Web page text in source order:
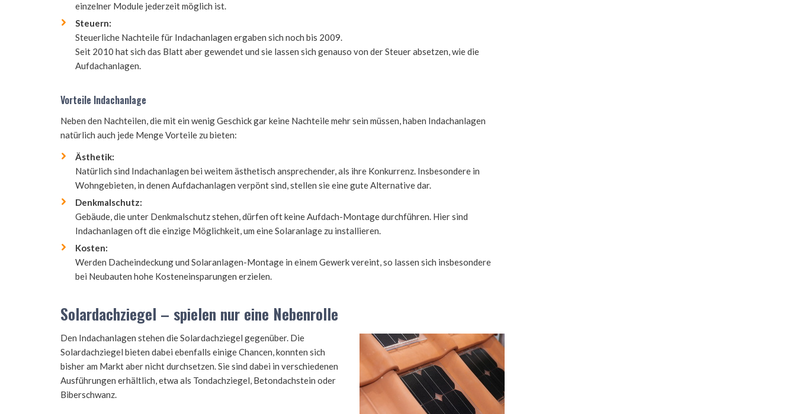
einzelner Module jederzeit möglich ist.
Steuern:
Steuerliche Nachteile für Indachanlagen ergaben sich noch bis 2009.
Seit 2010 hat sich das Blatt aber gewendet und sie lassen sich genauso von der Steuer absetzen, wie die
Aufdachanlagen.
Vorteile Indachanlage
Neben den Nachteilen, die mit ein wenig Geschick gar keine Nachteile mehr sein müssen, haben Indachanlagen
natürlich auch jede Menge Vorteile zu bieten:
Ästhetik:
Natürlich sind Indachanlagen bei weitem ästhetisch ansprechender, als ihre Konkurrenz. Insbesondere in
Wohngebieten, in denen Aufdachanlagen verpönt sind, stellen sie eine gute Alternative dar.
Denkmalschutz:
Gebäude, die unter Denkmalschutz stehen, dürfen oft keine Aufdach-Montage durchführen. Hier sind
Indachanlagen oft die einzige Möglichkeit, um eine Solaranlage zu installieren.
Kosten:
Werden Dacheindeckung und Solaranlagen-Montage in einem Gewerk vereint, so lassen sich insbesondere
bei Neubauten hohe Kosteneinsparungen erzielen.
Solardachziegel – spielen nur eine Nebenrolle
Den Indachanlagen stehen die Solardachziegel gegenüber. Die
Solardachziegel bieten dabei ebenfalls einige Chancen, konnten sich
bisher am Markt aber nicht durchsetzen. Sie sind dabei in verschiedenen
Ausführungen erhältlich, etwa als Tondachziegel, Betondachstein oder
Biberschwanz.